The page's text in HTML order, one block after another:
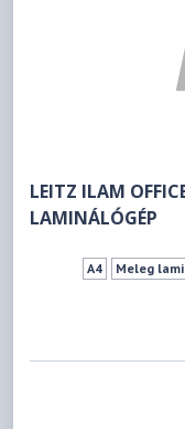
LEITZ ILAM
LAMINÁLÓGÉP
A4 Meleg